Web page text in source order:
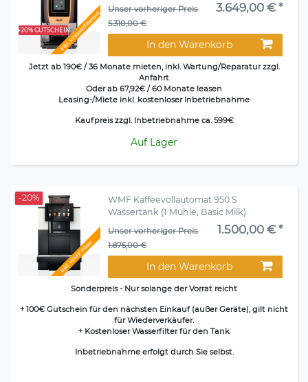
Inkl. Wasserfilterset
+20% GUTSCHEIN
Unser vorheriger Preis
5.310,00 €
3.649,00 € *
In den Warenkorb
Jetzt ab 190€ / 36 Monate mieten, inkl. Wartung/Reparatur zzgl.
Anfahrt
Oder ab 67,92€ / 60 Monate leasen
Leasing-/Miete inkl. kostenloser Inbetriebnahme
Kaufpreis zzgl. Inbetriebnahme ca. 599€
Auf Lager
Inkl. WMF Filter
-20%
WMF Kaffeevollautomat 950 S
Wassertank (1 Mühle, Basic Milk)
Unser vorheriger Preis
1.875,00 €
1.500,00 € *
In den Warenkorb
Sonderpreis- Nur solange der Vorrat reicht
+ 100€ Gutschein für den nächsten Einkauf (außer Geräte), gilt nicht
für Wiederverkäufer.
+ Kostenloser Wasserfilterfür den Tank
Inbetriebnahme erfolgt durch Sie selbst.